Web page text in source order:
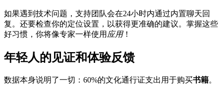
如果遇到技术问题，支持团队会在24小时内通过内置聊天回
复。还要检查你的定位设置，以获得更准确的建议。掌握这些
好习惯，你将像专家一样使用 应用！
年轻人的见证和体验反馈
数据本身说明了一切：60%的文化通行证支出用于购买书籍。